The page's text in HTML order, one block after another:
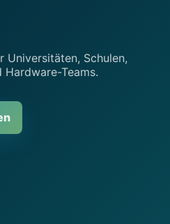
Universitäten, Schulen,
Teams.